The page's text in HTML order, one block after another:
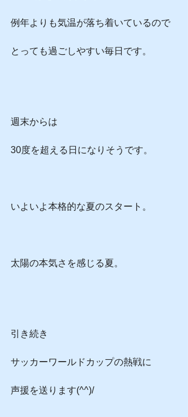
例年よりも気温が落ち着いているので
とっても過ごしやすい毎日です。
週末からは
30度を超える日になりそうです。
いよいよ本格的な夏のスタート。
太陽の本気さを感じる夏。
引き続き
サッカーワールドカップの熱戦に
声援を送ります(^^)/